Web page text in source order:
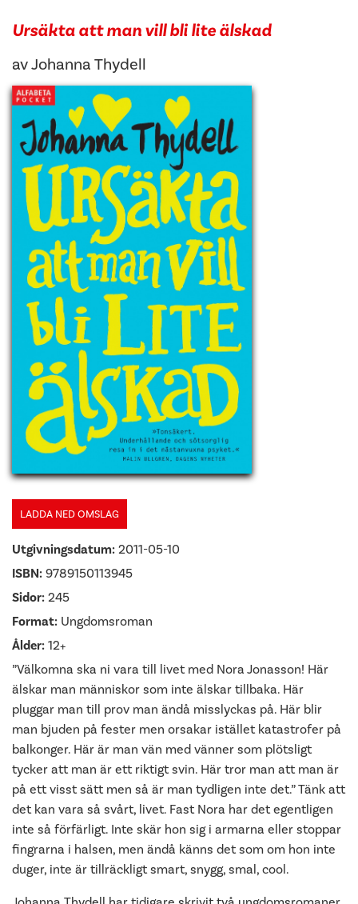
Ursäkta att man vill bli lite älskad
avJohanna Thydell
LADDA NED OMSLAG
Utgivningsdatum: 2011-05-10
ISBN: 9789150113945
Sidor: 245
Format: Ungdomsroman
Ålder: 12+
”Välkomna ska ni vara till livet med Nora Jonasson! Här
älskar man människor som inte älskar tillbaka. Här
pluggar man till prov man ändå misslyckas på. Här blir
man bjuden på fester men orsakar istället katastrofer på
balkonger. Här är man vän med vänner som plötsligt
tycker att man är ett riktigt svin. Här tror man att man är
på ett visst sätt men så är man tydligen inte det.” Tänk att
det kan vara så svårt, livet. Fast Nora har det egentligen
inte så förfärligt. Inte skär hon sig i armarna eller stoppar
fingrarna i halsen, men ändå känns det som om hon inte
duger, inte är tillräckligt smart, snygg, smal, cool.